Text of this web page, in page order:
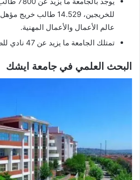
للخريجين، 14.529 طالب
عالم الأعمال والأعمال المهنية.
تمتلك الجامعة ما يزيد عن 47 نادي للطلاب ترفيهي وثقافي.
البحث العلمي في جامعة ايشك